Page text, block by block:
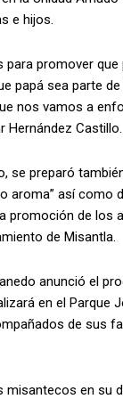
e hijos.
promover
papá sea parte
nos vamos a
Hernández Castillo.
se preparó
aroma” así
promoción de los
de Misantla.
anunció el
en el Parque
de sus
en su